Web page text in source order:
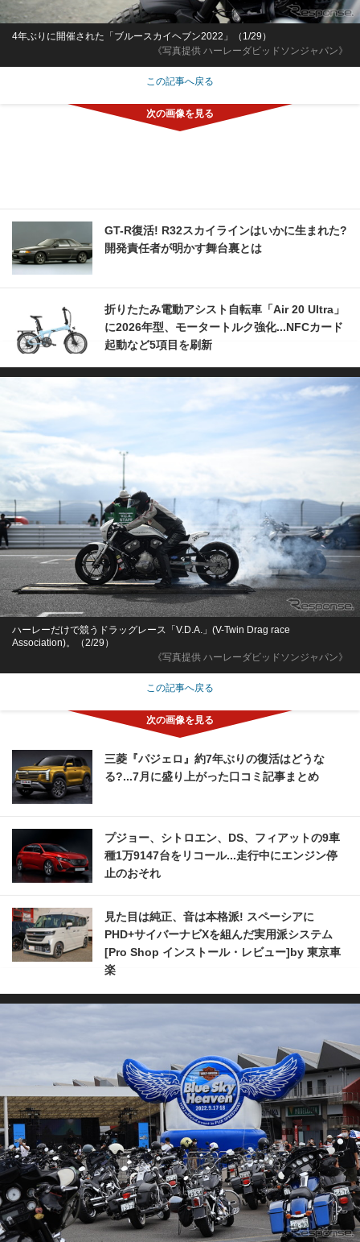
《写真提供 ハーレーダビッドソンジャパン》
4年ぶりに開催された「ブルースカイヘブン2022」（1/29）
この記事へ戻る
GT-R復活! R32スカイラインはいかに生まれた?
開発責任者が明かす舞台裏とは
折りたたみ電動アシスト自転車「Air 20 Ultra」
に2026年型、モータートルク強化...NFCカード
起動など5項目を刷新
《写真提供 ハーレーダビッドソンジャパン》
ハーレーだけで競うドラッグレース「V.D.A.」(V-Twin Drag race
Association)。（2/29）
この記事へ戻る
三菱『パジェロ』約7年ぶりの復活はどうな
る?...7月に盛り上がった口コミ記事まとめ
プジョー、シトロエン、DS、フィアットの9車
種1万9147台をリコール...走行中にエンジン停
止のおそれ
見た目は純正、音は本格派! スペーシアに
PHD+サイバーナビXを組んだ実用派システム
[Pro Shop インストール・レビュー]by 東京車
楽